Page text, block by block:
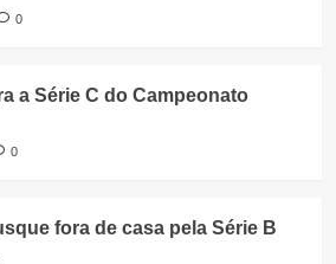
0
a Série C do Campeonato
0
fora de casa pela Série B